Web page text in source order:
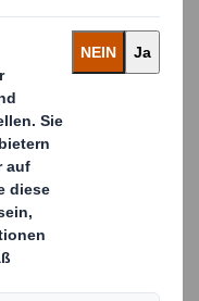
gewendet haben.
Barrieren, die
Lars Mårtensson,